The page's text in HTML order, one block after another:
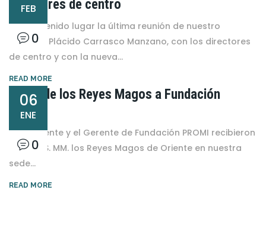
FEB
0
directores de centro
Hoy ha tenido lugar la última reunión de nuestro
Gerente, Plácido Carrasco Manzano, con los directores
de centro y con la nueva...
READ MORE
06
ENE
0
Visita de los Reyes Magos a Fundación
PROMI
El Presidente y el Gerente de Fundación PROMI recibieron
ayer a SS. MM. los Reyes Magos de Oriente en nuestra
sede...
READ MORE